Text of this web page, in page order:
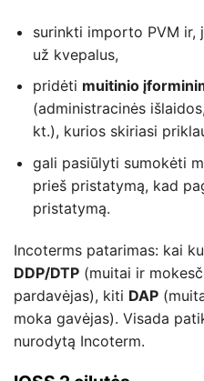
surinkti importo PVM ir,
už kvepalus,
pridėti muitinio
(administracinės
kt.), kurios skiriasi
gali pasiūlyti sumokėti
prieš pristatymą, kad
pristatymą.
Incoterms patarimas: kai
DDP/DTP (muitai ir
pardavėjas), kiti DAP
moka gavėjas). Visada
nurodytą Incoterm.